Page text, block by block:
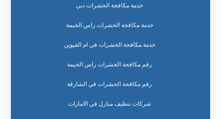
خدمة مكافحة الحشرات دبي
خدمة مكافحة الحشرات راس الخيمة
خدمة مكافحة الحشرات في ام القيوين
رقم مكافحة الحشرات راس الخيمة
رقم مكافحة الحشرات في الشارقة
شركات تنظيف منازل في الامارات